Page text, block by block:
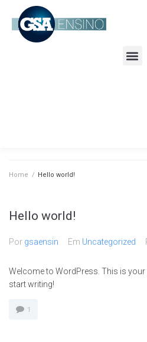
Home / Hello world!
Hello world!
Por gsaensin Em Uncategorized
Welcome to WordPress. This is your
start writing!
1